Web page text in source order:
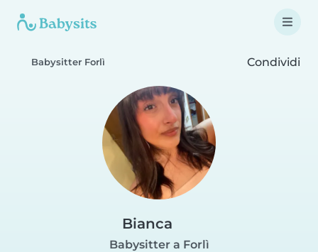
Babysitter Forlì Condividi
Bianca
Babysitter a Forlì